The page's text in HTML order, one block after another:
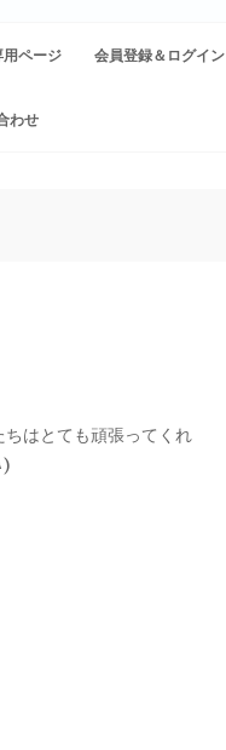
用ページ 会員登録＆ログイン
わせ
はとても頑張ってくれ